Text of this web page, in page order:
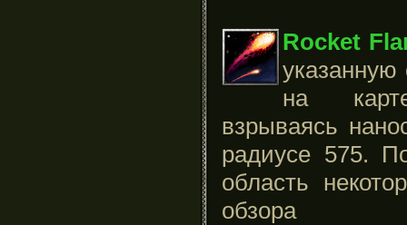
Rocket
на
взрываясь
радиусе 575.
область
обзора